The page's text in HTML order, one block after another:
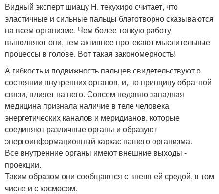
Видный эксперт шиацу Н. текухиро считает, что
эластичные и сильные пальцы благотворно сказываются
на всем организме. Чем более тонкую работу
выполняют они, тем активнее протекают мыслительные
процессы в голове. Вот такая закономерность!
А гибкость и подвижность пальцев свидетельствуют о
состоянии внутренних органов, и, по принципу обратной
связи, влияет на него. Совсем недавно западная
медицина признала наличие в теле человека
энергетических каналов и меридианов, которые
соединяют различные органы и образуют
энергоинформационный каркас нашего организма.
Все внутренние органы имеют внешние выходы -
проекции.
Таким образом они сообщаются с внешней средой, в том
числе и с космосом.